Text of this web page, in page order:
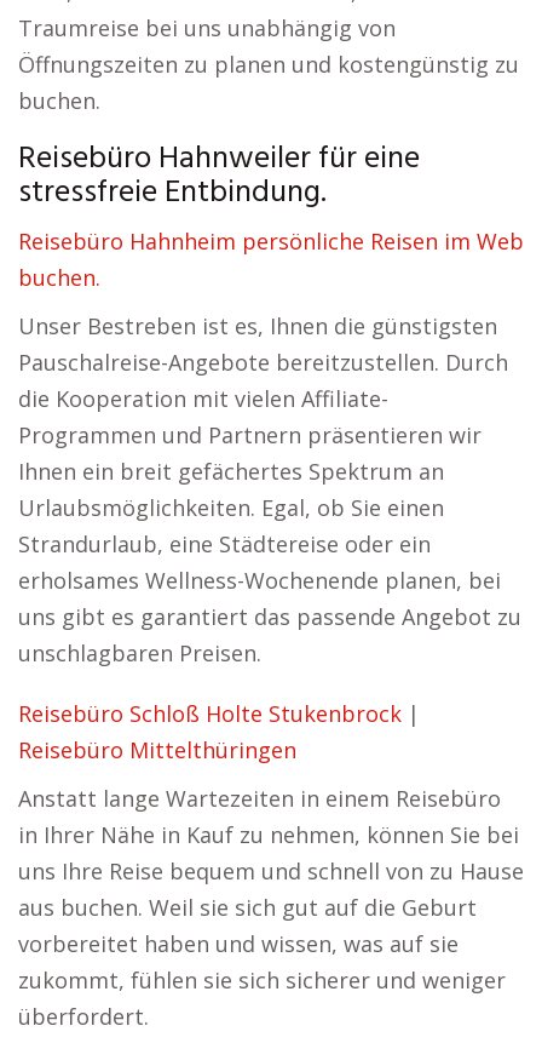
Traumreise bei uns unabhängig von
Öffnungszeiten zu planen und kostengünstig zu
buchen.
Reisebüro Hahnweiler für eine
stressfreie Entbindung.
Reisebüro Hahnheim persönliche Reisen im Web
buchen.
Unser Bestreben ist es, Ihnen die günstigsten
Pauschalreise-Angebote bereitzustellen. Durch
die Kooperation mit vielen Affiliate-
Programmen und Partnern präsentieren wir
Ihnen ein breit gefächertes Spektrum an
Urlaubsmöglichkeiten. Egal, ob Sie einen
Strandurlaub, eine Städtereise oder ein
erholsames Wellness-Wochenende planen, bei
uns gibt es garantiert das passende Angebot zu
unschlagbaren Preisen.
Reisebüro Schloß Holte Stukenbrock |
Reisebüro Mittelthüringen
Anstatt lange Wartezeiten in einem Reisebüro
in Ihrer Nähe in Kauf zu nehmen, können Sie bei
uns Ihre Reise bequem und schnell von zu Hause
aus buchen. Weil sie sich gut auf die Geburt
vorbereitet haben und wissen, was auf sie
zukommt, fühlen sie sich sicherer und weniger
überfordert.